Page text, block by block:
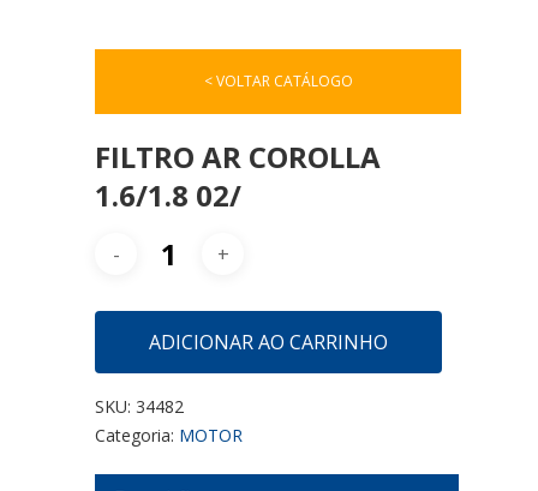
< VOLTAR CATÁLOGO
FILTRO AR COROLLA
1.6/1.8 02/
ADICIONAR AO CARRINHO
SKU: 34482
Categoria: MOTOR